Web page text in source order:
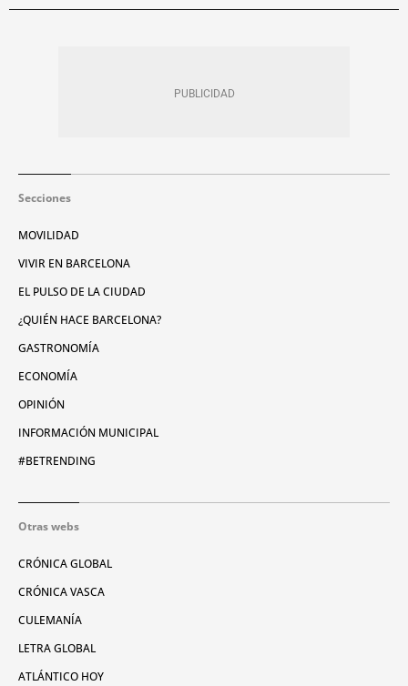
Secciones
MOVILIDAD
VIVIR EN BARCELONA
EL PULSO DE LA CIUDAD
¿QUIÉN HACE BARCELONA?
GASTRONOMÍA
ECONOMÍA
OPINIÓN
INFORMACIÓN MUNICIPAL
#BETRENDING
Otras webs
CRÓNICA GLOBAL
CRÓNICA VASCA
CULEMANÍA
LETRA GLOBAL
ATLÁNTICO HOY